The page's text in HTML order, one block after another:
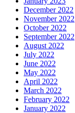
December 2022
November 2022
October 2022
September 2022
August 2022
July 2022
June 2022
May 2022
April 2022
March 2022
February 2022
January 2022